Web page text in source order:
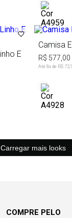
E
Camisa
R$ 577,00
Até 8x de R$
Carregar mais looks
COMPRE PELO